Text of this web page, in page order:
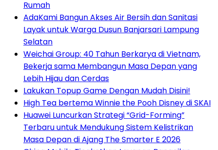
Rumah
AdaKami Bangun Akses Air Bersih dan Sanitasi
Layak untuk Warga Dusun Banjarsari Lampung
Selatan
Weichai Group: 40 Tahun Berkarya di Vietnam,
Bekerja sama Membangun Masa Depan yang
Lebih Hijau dan Cerdas
Lakukan Topup Game Dengan Mudah Disini!
High Tea bertema Winnie the Pooh Disney di SKAI
Huawei Luncurkan Strategi “Grid-Forming”
Terbaru untuk Mendukung Sistem Kelistrikan
Masa Depan di Ajang The Smarter E 2026